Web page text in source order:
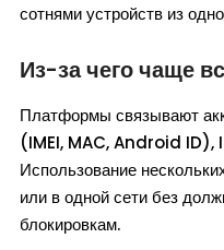
сотнями устройств из
Из-за чего чаще
Платформы связывают
(IMEI, MAC, Android ID),
Использование
или в одной сети без
блокировкам.